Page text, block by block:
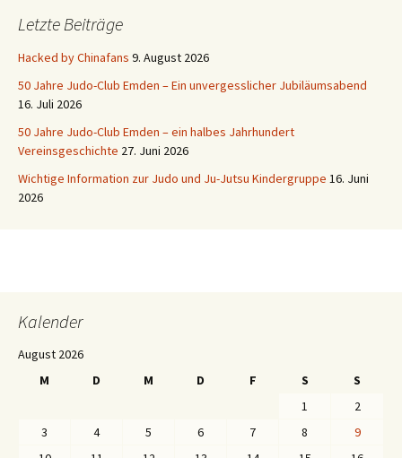
Letzte Beiträge
Hacked by Chinafans 9. August 2026
50 Jahre Judo-Club Emden – Ein unvergesslicher Jubiläumsabend
16. Juli 2026
50 Jahre Judo-Club Emden – ein halbes Jahrhundert
Vereinsgeschichte 27. Juni 2026
Wichtige Information zur Judo und Ju-Jutsu Kindergruppe 16. Juni
2026
Kalender
August 2026
M
D M D F S
S
1
2
3
4 5 6 7 8
9